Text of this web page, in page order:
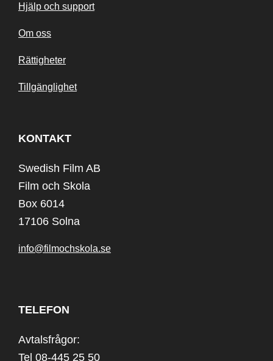
Hjälp och support
Om oss
Rättigheter
Tillgänglighet
KONTAKT
Swedish Film AB
Film och Skola
Box 6014
17106 Solna
info@filmochskola.se
TELEFON
Avtalsfrågor:
Tel 08-445 25 50